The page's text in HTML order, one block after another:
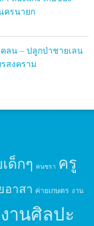
ครนายก
ลน – ปลูกป่าชายเลน
สงคราม
ด็กๆ คนชรา ครู
อาสา ค่ายเกษตร งาน
งานศิลปะ